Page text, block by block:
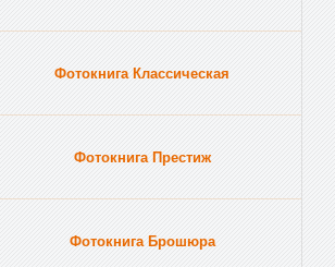
Фотокнига Классическая
Фотокнига Престиж
Фотокнига Брошюра